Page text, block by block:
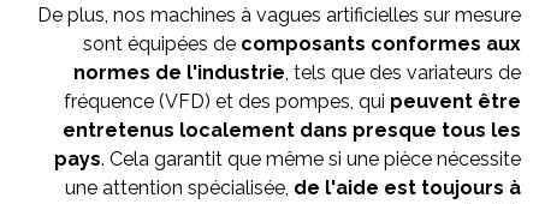
De plus, nos machines à vagues artificielles sur mesure
sont équipées de composants conformes aux
normes de l'industrie, tels que des variateurs de
fréquence (VFD) et des pompes, qui peuvent être
entretenus localement dans presque tous les
pays. Cela garantit que même si une pièce nécessite
une attention spécialisée, de l'aide est toujours à